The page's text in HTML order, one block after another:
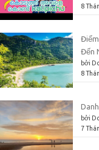
8
Đến
bởi
8
bởi
7